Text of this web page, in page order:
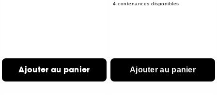
Ajouter au panier
4 contenances disponibles
Ajouter au panier